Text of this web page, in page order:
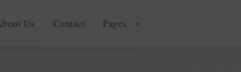
Us Contact Pages ▼